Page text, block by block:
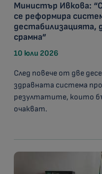
Министър Ивкова:
се реформира
дестабилизацията,
срамна”
10 юли 2026
След повече от две
здравната система
резултатите, които
очакват.